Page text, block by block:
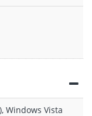
Windows Vista